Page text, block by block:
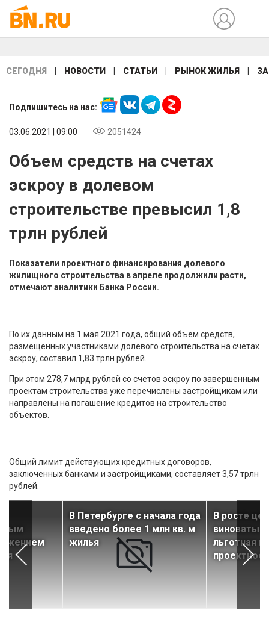
СЕГОДНЯ НОВОСТИ СТАТЬИ РЫНОК ЖИЛЬЯ
Подпишитесь на нас:
03.06.2021 | 09:00 2051424
Объем средств на счетах
эскроу в долевом
строительстве превысил 1,8
трлн рублей
Показатели проектного финансирования долевого
жилищного строительства в апреле продолжили расти,
отмечают аналитики Банка России.
По их данным на 1 мая 2021 года, общий объем средств,
размещенных участниками долевого строительства на счетах
эскроу, составил 1,83 трлн рублей.
При этом 278,7 млрд рублей со счетов эскроу по завершенным
проектам строительства уже перечислены застройщикам или
направлены на погашение кредитов на строительство
объектов.
Общий лимит действующих кредитных договоров,
заключенных банками и застройщиками, составляет 3,57 трлн
рублей.
В Петербурге с начала года
введено более 1 млн кв. м
жилья
В росте
виноваты
льготная
проектное